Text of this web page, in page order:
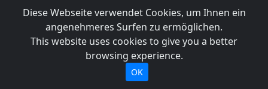
Diese Webseite verwendet Cookies, um Ihnen ein
angenehmeres Surfen zu ermöglichen.
This website uses cookies to give you a better
browsing experience.
OK